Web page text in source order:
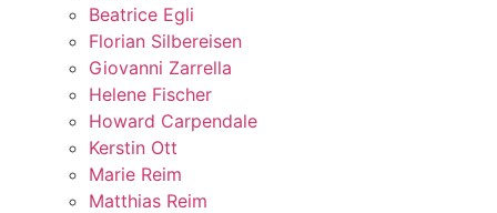
Beatrice Egli
Florian Silbereisen
Giovanni Zarrella
Helene Fischer
Howard Carpendale
Kerstin Ott
Marie Reim
Matthias Reim